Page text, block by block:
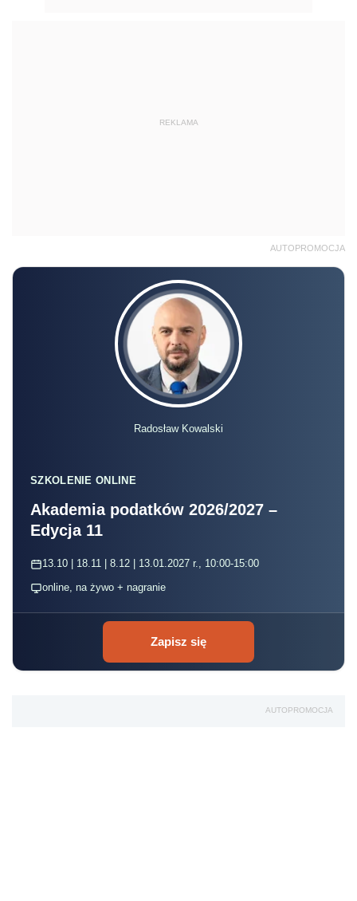
REKLAMA
AUTOPROMOCJA
Radosław Kowalski
SZKOLENIE ONLINE
Akademia podatków 2026/2027 –
Edycja 11
13.10 | 18.11 | 8.12 | 13.01.2027 r., 10:00-15:00
online, na żywo + nagranie
Zapisz się
AUTOPROMOCJA